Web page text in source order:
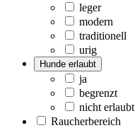
leger
modern
traditionell
urig
Hunde erlaubt
ja
begrenzt
nicht erlaubt
Raucherbereich